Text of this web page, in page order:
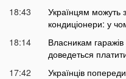
18:43
Українцям можуть
кондиціонери: у
18:14
Власникам
доведеться
17:42
Українців